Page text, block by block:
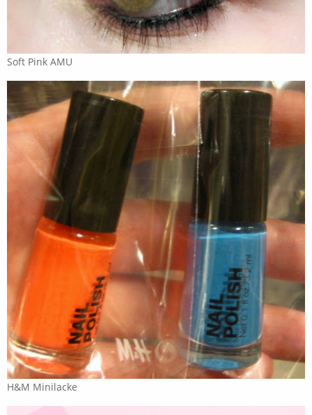
Soft Pink AMU
H&M Minilacke